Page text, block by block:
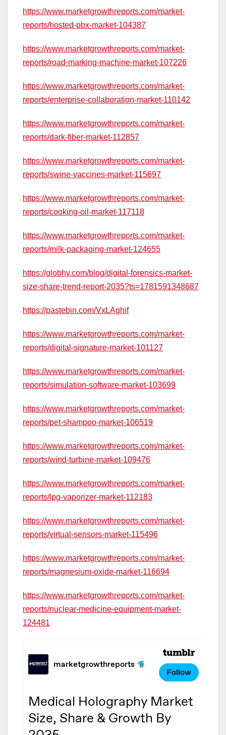
https://www.marketgrowthreports.com/market-
reports/hosted-pbx-market-104387
https://www.marketgrowthreports.com/market-
reports/road-marking-machine-market-107226
https://www.marketgrowthreports.com/market-
reports/enterprise-collaboration-market-110142
https://www.marketgrowthreports.com/market-
reports/dark-fiber-market-112857
https://www.marketgrowthreports.com/market-
reports/swine-vaccines-market-115697
https://www.marketgrowthreports.com/market-
reports/cooking-oil-market-117118
https://www.marketgrowthreports.com/market-
reports/milk-packaging-market-124655
https://globhy.com/blog/digital-forensics-market-
size-share-trend-report-2035?ts=1781591348687
https://pastebin.com/VxLAghif
https://www.marketgrowthreports.com/market-
reports/digital-signature-market-101127
https://www.marketgrowthreports.com/market-
reports/simulation-software-market-103699
https://www.marketgrowthreports.com/market-
reports/pet-shampoo-market-106519
https://www.marketgrowthreports.com/market-
reports/wind-turbine-market-109476
https://www.marketgrowthreports.com/market-
reports/lpg-vaporizer-market-112183
https://www.marketgrowthreports.com/market-
reports/virtual-sensors-market-115496
https://www.marketgrowthreports.com/market-
reports/magnesium-oxide-market-116694
https://www.marketgrowthreports.com/market-
reports/nuclear-medicine-equipment-market-
124481